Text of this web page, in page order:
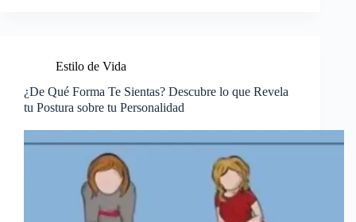
Estilo de Vida
¿De Qué Forma Te Sientas? Descubre lo que Revela
tu Postura sobre tu Personalidad